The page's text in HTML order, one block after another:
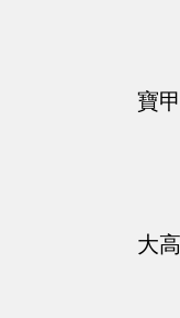
寶
大